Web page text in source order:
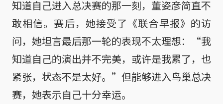
知道自己进入总决赛的那一刻，董姿彦简直不
敢相信。赛后，她接受了《联合早报》的访
问，她坦言最后那一轮的表现不太理想：“我
知道自己的演出并不完美，或许是我累了，也
紧张，状态不是太好。”但能够进入鸟巢总决
赛，她表示自己十分幸运。